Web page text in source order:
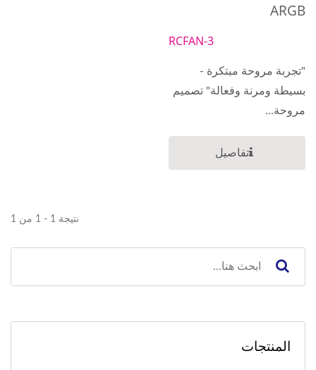
ARGB
RCFAN-3
"تجربة مروحة مبتكرة -
بسيطة ومرنة وفعالة" تصميم
مروحة...
تفاصيل
نتيجة 1 - 1 من 1
المنتجات